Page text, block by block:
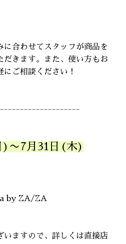
に合わせてスタッフが商品を
だきます。また、使い方もお
ご相談ください！
)〜7月31日(木)
by ZA/ZA
ますので、詳しくは直接店